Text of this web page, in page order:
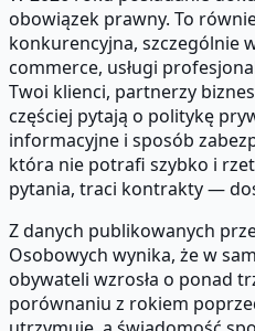
obowiązek prawny. To
konkurencyjna, szczególnie
commerce, usługi
Twoi klienci, partnerzy
częściej pytają o politykę
informacyjne i sposób
która nie potrafi szybko i
pytania, traci kontrakty —
Z danych publikowanych
Osobowych wynika, że w
obywateli wzrosła o ponad
porównaniu z rokiem